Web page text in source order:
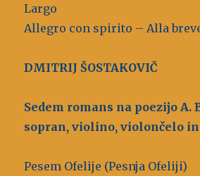
Largo
Allegro con spirito – Alla
DMITRIJ ŠOSTAKOVIČ
Sedem romans na poezijo A.
sopran, violino, violončelo in
Pesem Ofelije (Pesnja Ofeliji)